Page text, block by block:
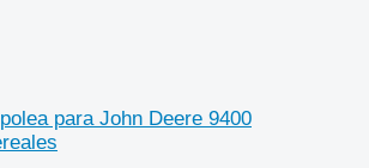
para John Deere 9400